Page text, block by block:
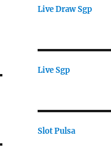
Live Draw Sgp
Live Sgp
Slot Pulsa